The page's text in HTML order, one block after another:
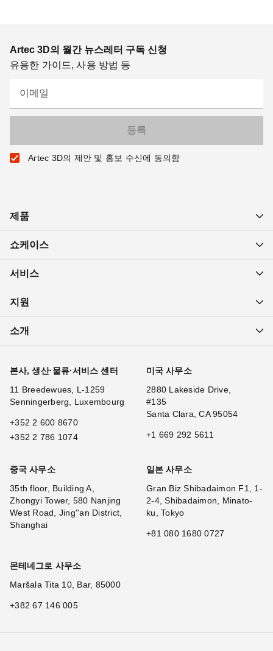
Artec 3D의 월간 뉴스레터 구독 신청
유용한 가이드, 사용 방법 등
이메일
Artec 3D의 제안 및 홍보 수신에 동의함
제품
쇼케이스
서비스
지원
소개
본사, 생산·물류·서비스 센터
11 Breedewues, L-1259
Senningerberg, Luxembourg
+352 2 600 8670
+352 2 786 1074
미국 사무소
2880 Lakeside Drive,
#135
Santa Clara, CA 95054
+1 669 292 5611
중국 사무소
35th floor, Building A,
Zhongyi Tower, 580 Nanjing
West Road, Jing''an District,
Shanghai
일본 사무소
Gran Biz Shibadaimon F1, 1-
2-4, Shibadaimon, Minato-
ku, Tokyo
+81 080 1680 0727
몬테네그로 사무소
Maršala Tita 10, Bar, 85000
+382 67 146 005